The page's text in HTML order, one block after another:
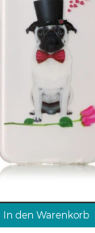
In den Warenkorb